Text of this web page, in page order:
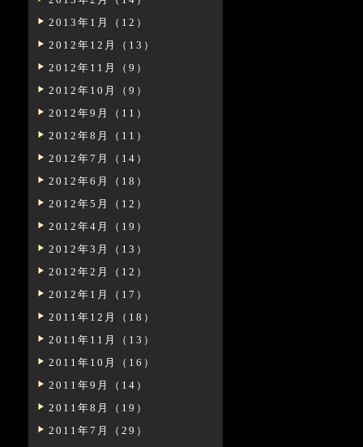
2013年1月（12）
2012年12月（13）
2012年11月（9）
2012年10月（9）
2012年9月（11）
2012年8月（11）
2012年7月（14）
2012年6月（18）
2012年5月（12）
2012年4月（19）
2012年3月（13）
2012年2月（12）
2012年1月（17）
2011年12月（18）
2011年11月（13）
2011年10月（16）
2011年9月（14）
2011年8月（19）
2011年7月（29）